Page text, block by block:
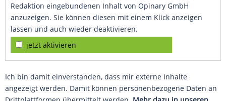
Redaktion eingebundenen Inhalt von Opinary GmbH
anzuzeigen. Sie können diesen mit einem Klick anzeigen
lassen und auch wieder deaktivieren.
jetzt aktivieren
Ich bin damit einverstanden, dass mir externe Inhalte
angezeigt werden. Damit können personenbezogene Daten an